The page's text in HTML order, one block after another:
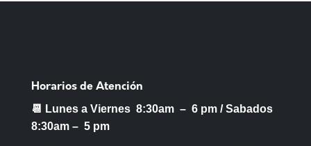
Horarios de Atención
📆 Lunes a Viernes 8:30am – 6 pm /Sabados
8:30am – 5 pm